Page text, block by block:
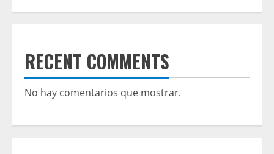
RECENT COMMENTS
No hay comentarios que mostrar.